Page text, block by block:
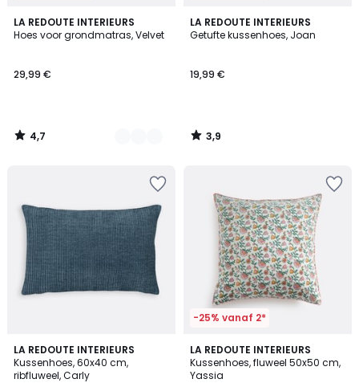
LA REDOUTE INTERIEURS
Hoes voor grondmatras, Velvet
29,99 €
4,7
/ 5
4
Kleuren
4,7
/
LA REDOUTE INTERIEURS
Getufte kussenhoes, Joan
19,99 €
3,9
/ 5
3,9
/
LA REDOUTE INTERIEURS
Kussenhoes, 60x40 cm,
ribfluweel, Carly
5
/
5
-25% vanaf 2*
LA REDOUTE INTERIEURS
Kussenhoes, fluweel 50x50 cm,
Yassia
2
/
5